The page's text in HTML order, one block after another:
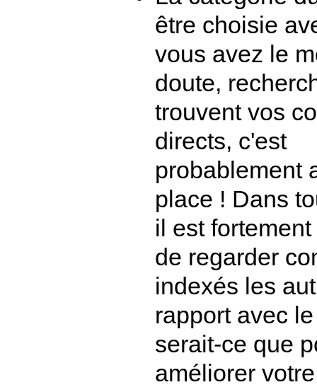
être choisie
vous avez le
doute,
trouvent vos
directs, c'est
probablement
place ! Dans
il est
de regarder
indexés les
rapport avec
serait-ce que
améliorer